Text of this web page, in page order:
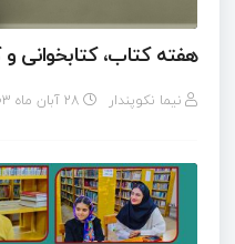
هفته کتاب، کتابخوانی و
نیما نکوپندار 28 آبان ماه 1403